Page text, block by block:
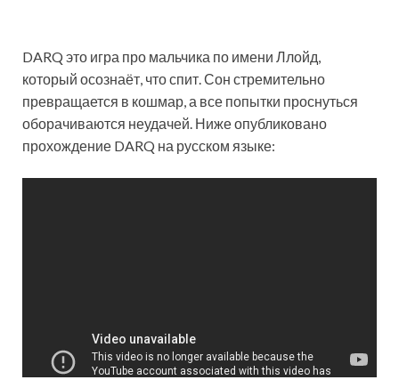
DARQ это игра про мальчика по имени Ллойд,
который осознаёт, что спит. Сон стремительно
превращается в кошмар, а все попытки проснуться
оборачиваются неудачей. Ниже опубликовано
прохождение DARQ на русском языке: